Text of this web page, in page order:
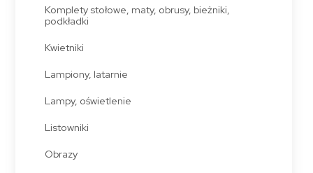
Komplety stołowe, maty, obrusy, bieżniki,
podkładki
Kwietniki
Lampiony, latarnie
Lampy, oświetlenie
Listowniki
Obrazy